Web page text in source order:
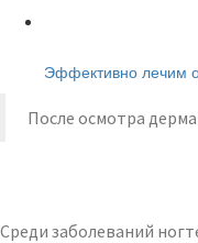
Эффективно лечим
После осмотра
Среди заболеваний